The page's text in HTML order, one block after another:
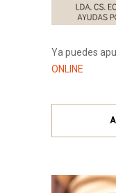
Ya puedes
ONLINE